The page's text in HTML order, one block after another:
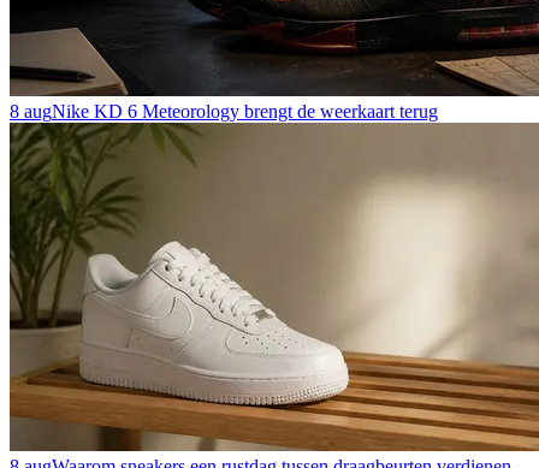
8 augNike KD 6 Meteorology brengt de weerkaart terug